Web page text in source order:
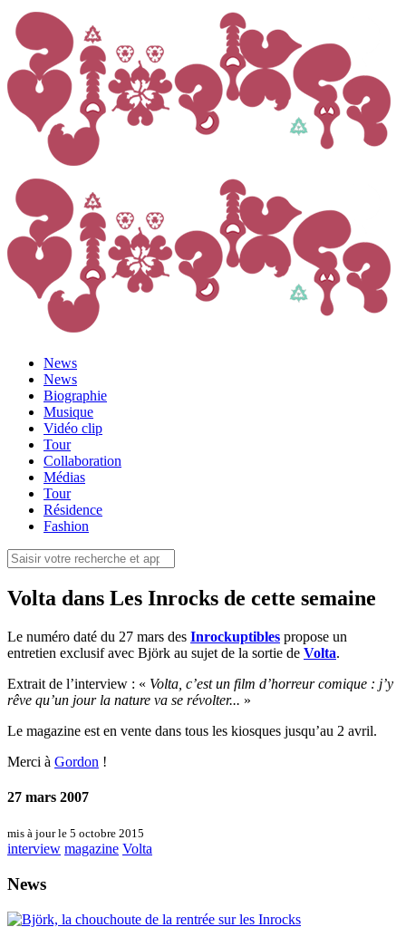
News
News
Biographie
Musique
Vidéo clip
Tour
Collaboration
Médias
Tour
Résidence
Fashion
Volta dans Les Inrocks de cette semaine
Le numéro daté du 27 mars des Inrockuptibles propose un
entretien exclusif avec Björk au sujet de la sortie de Volta.
Extrait de l’interview : « Volta, c’est un film d’horreur comique : j’y
rêve qu’un jour la nature va se révolter... »
Le magazine est en vente dans tous les kiosques jusqu’au 2 avril.
Merci à Gordon !
27 mars 2007
mis à jour le 5 octobre 2015
interview magazine Volta
News